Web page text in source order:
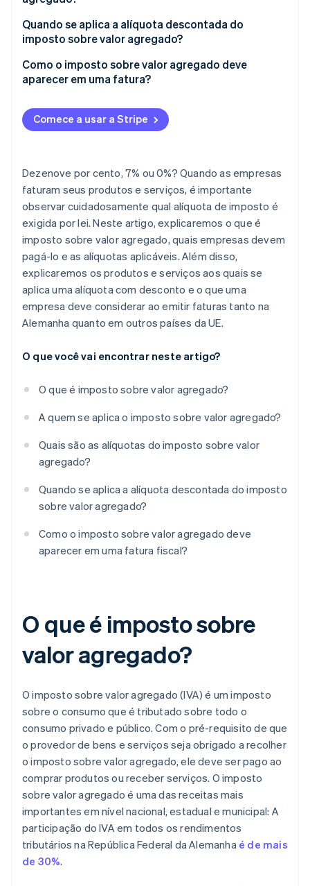
Stripe Sessions 2026
Veja como a Stripe está construindo a infraestrutura
Assista agora
Quando se aplica a alíquota descontada do
imposto sobre valor agregado?
Como o imposto sobre valor agregado deve
aparecer em uma fatura?
Comece a usar a Stripe
Dezenove por cento, 7% ou 0%? Quando as empresas
faturam seus produtos e serviços, é importante
observar cuidadosamente qual alíquota de imposto é
exigida por lei. Neste artigo, explicaremos o que é
imposto sobre valor agregado, quais empresas devem
pagá-lo e as alíquotas aplicáveis. Além disso,
explicaremos os produtos e serviços aos quais se
aplica uma alíquota com desconto e o que uma
empresa deve considerar ao emitir faturas tanto na
Alemanha quanto em outros países da UE.
O que você vai encontrar neste artigo?
O que é imposto sobre valor agregado?
A quem se aplica o imposto sobre valor agregado?
Quais são as alíquotas do imposto sobre valor
agregado?
Quando se aplica a alíquota descontada do imposto
sobre valor agregado?
Como o imposto sobre valor agregado deve
aparecer em uma fatura fiscal?
O que é imposto sobre
valor agregado?
O imposto sobre valor agregado (IVA) é um imposto
sobre o consumo que é tributado sobre todo o
consumo privado e público. Com o pré-requisito de que
o provedor de bens e serviços seja obrigado a recolher
o imposto sobre valor agregado, ele deve ser pago ao
comprar produtos ou receber serviços. O imposto
sobre valor agregado é uma das receitas mais
importantes em nível nacional, estadual e municipal: A
participação do IVA em todos os rendimentos
tributários na República Federal da Alemanha é de mais
de 30%.